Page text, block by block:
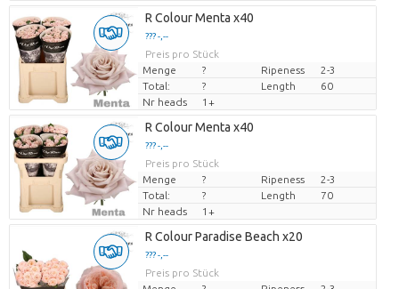
R Colour Menta x40
??? -,--
Preis pro Stück
Menge
? Ripeness
2-3
Total:
? Length
60
Nr heads
1+
R Colour Menta x40
??? -,--
Preis pro Stück
Menge
? Ripeness
2-3
Total:
? Length
70
Nr heads
1+
R Colour Paradise Beach x20
??? -,--
Preis pro Stück